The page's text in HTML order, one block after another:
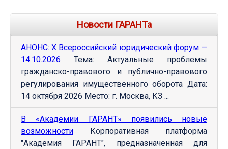
Новости ГАРАНТа
АНОНС: Х Всероссийский юридический форум —
14.10.2026 Тема: Актуальные проблемы
гражданско-правового и публично-правового
регулирования имущественного оборота Дата:
14 октября 2026 Место: г. Москва, КЗ ...
В «Академии ГАРАНТ» появились новые
возможности Корпоративная платформа
"Академия ГАРАНТ", предназначенная для